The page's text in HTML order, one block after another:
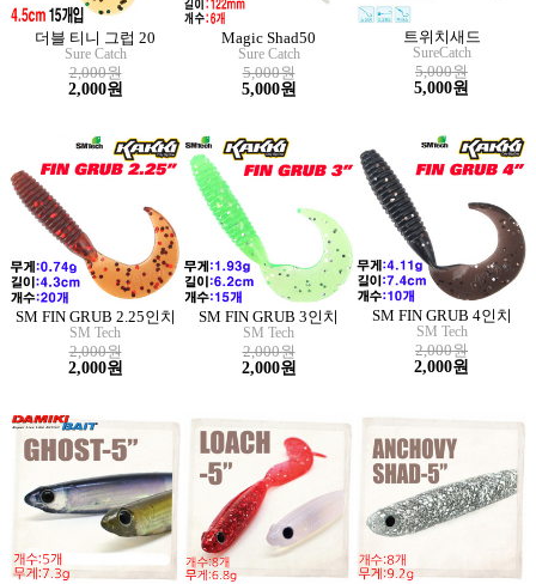
더블 티니 그럽 20
Sure Catch
2,000원
2,000원
Magic Shad50
Sure Catch
5,000원
5,000원
트위치새드
SureCatch
5,000원
5,000원
SM FIN GRUB 2.25인치
SM Tech
2,000원
2,000원
SM FIN GRUB 3인치
SM Tech
2,000원
2,000원
SM FIN GRUB 4인치
SM Tech
2,000원
2,000원